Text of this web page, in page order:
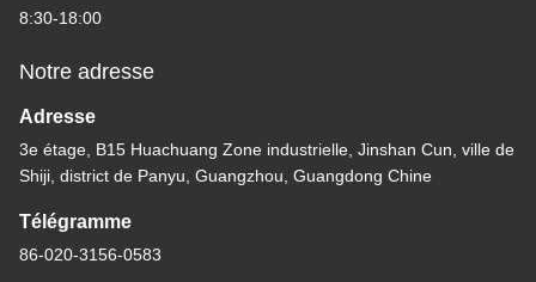
8:30-18:00
Notre adresse
Adresse
3e étage, B15 Huachuang Zone industrielle, Jinshan Cun, ville de
Shiji, district de Panyu, Guangzhou, Guangdong Chine
Télégramme
86-020-3156-0583